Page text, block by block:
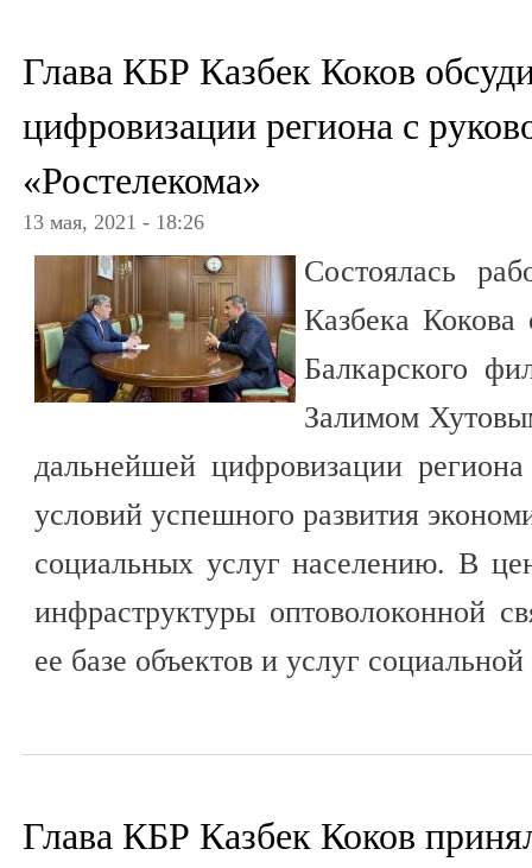
Глава КБР Казбек Коков
цифровизации региона с
«Ростелекома»
13 мая, 2021 - 18:26
Состоялась
Казбека
Балкарского
Залимом
дальнейшей цифровизации
условий успешного развития
социальных услуг населению. В
инфраструктуры оптоволоконной
ее базе объектов и услуг
Глава КБР Казбек Коков